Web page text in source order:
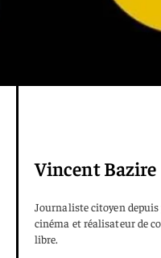
Vincent Bazire
Journaliste citoyen depuis
cinéma et réalisateur de
libre.